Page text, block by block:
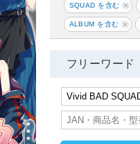
SQUAD を含む
ALBUM を含む
フリーワード